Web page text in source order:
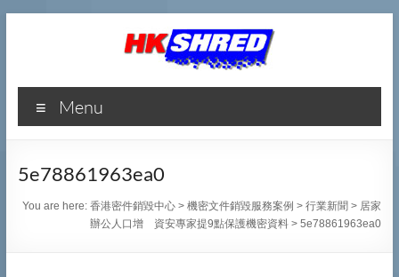
香
港
密
件
Menu
5e78861963ea0
You are here:香港密件銷毀中心 >機密文件銷毀服務案例 >行業新聞 > 居家
辦公人口增 資安專家提9點保護機密資料 >5e78861963ea0